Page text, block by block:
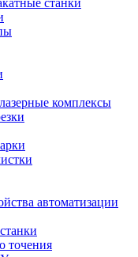
комплексы
автоматизации
точения